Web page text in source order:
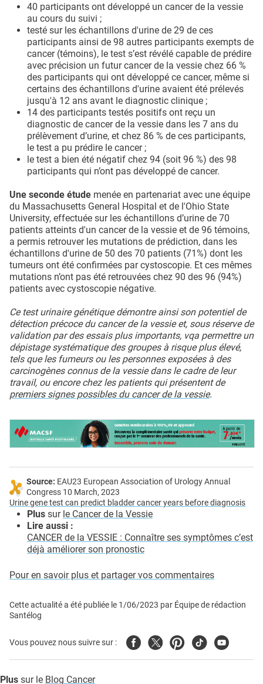
40 participants ont développé un cancer de la vessie
au cours du suivi ;
testé sur les échantillons d'urine de 29 de ces
participants ainsi de 98 autres participants exempts de
cancer (témoins), le test s’est révélé capable de prédire
avec précision un futur cancer de la vessie chez 66 %
des participants qui ont développé ce cancer, même si
certains des échantillons d'urine avaient été prélevés
jusqu'à 12 ans avant le diagnostic clinique ;
14 des participants testés positifs ont reçu un
diagnostic de cancer de la vessie dans les 7 ans du
prélèvement d’urine, et chez 86 % de ces participants,
le test a pu prédire le cancer ;
le test a bien été négatif chez 94 (soit 96 %) des 98
participants qui n’ont pas développé de cancer.
Une seconde étude menée en partenariat avec une équipe
du Massachusetts General Hospital et de l'Ohio State
University, effectuée sur les échantillons d’urine de 70
patients atteints d'un cancer de la vessie et de 96 témoins,
a permis retrouver les mutations de prédiction, dans les
échantillons d'urine de 50 des 70 patients (71%) dont les
tumeurs ont été confirmées par cystoscopie. Et ces mêmes
mutations n’ont pas été retrouvées chez 90 des 96 (94%)
patients avec cystoscopie négative.
Ce test urinaire génétique démontre ainsi son potentiel de
détection précoce du cancer de la vessie et, sous réserve de
validation par des essais plus importants, vqa permettre un
dépistage systématique des groupes à risque plus élevé,
tels que les fumeurs ou les personnes exposées à des
carcinogènes connus de la vessie dans le cadre de leur
travail, ou encore chez les patients qui présentent de
premiers signes possibles du cancer de la vessie.
Source: EAU23 European Association of Urology Annual
Congress 10 March, 2023
Urine gene test can predict bladder cancer years before diagnosis
Plus sur le Cancer de la Vessie
Lire aussi :
CANCER de la VESSIE : Connaître ses symptômes c’est
déjà améliorer son pronostic
Pour en savoir plus et partager vos commentaires
Cette actualité a été publiée le 1/06/2023 par Équipe de rédaction
Santélog
Vous pouvez nous suivre sur : FacebookTwitterPinterest
TiktokYoutube
Plus sur le Blog Cancer